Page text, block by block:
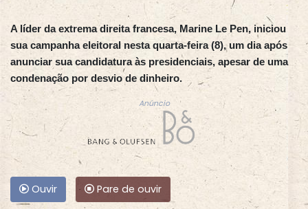
A líder da extrema direita francesa, Marine Le Pen, iniciou
sua campanha eleitoral nesta quarta-feira (8), um dia após
anunciar sua candidatura às presidenciais, apesar de uma
condenação por desvio de dinheiro.
Anúncio
Ouvir Pare de ouvir